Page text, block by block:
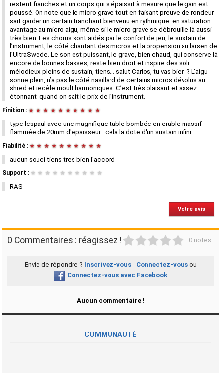
restent franches et un corps qui s’épaissit à mesure que le gain est
poussé. On note que le micro grave tout en faisant preuve de rondeur
sait garder un certain tranchant bienvenu en rythmique. en saturation :
avantage au micro aigu, même si le micro grave se débrouille là aussi
très bien. Les chorus sont aidés par le confort de jeu, le sustain de
l’instrument, le côté chantant des micros et la propension au larsen de
l’UltraSwede. Le son est puissant, le grave, bien chaud, qui conserve là
encore de bonnes basses, reste bien droit et inspire des soli
mélodieux pleins de sustain, tiens... salut Carlos, tu vas bien ? L’aigu
sonne plein, n’a pas le côté nasillard de certains micros dévolus au
shred et recèle moult harmoniques. C’est très plaisant et assez
étonnant, quand on sait le prix de l’instrument.
Finition : ★ ★ ★ ★ ★ ★ ★ ★ ★ ★
type lespaul avec une magnifique table bombée en erable massif
flammée de 20mm d'epaisseur : cela la dote d'un sustain infini...
Fiabilité : ★ ★ ★ ★ ★ ★ ★ ★ ★ ★
aucun souci tiens tres bien l'accord
Support : ★ ★ ★ ★ ★ ★ ★ ★ ★ ★
RAS
Votre avis
0 Commentaires : réagissez ! 0 notes
Envie de répondre ? Inscrivez-vous- Connectez-vousou
Connectez-vous avec Facebook
Aucun commentaire !
COMMUNAUTÉ